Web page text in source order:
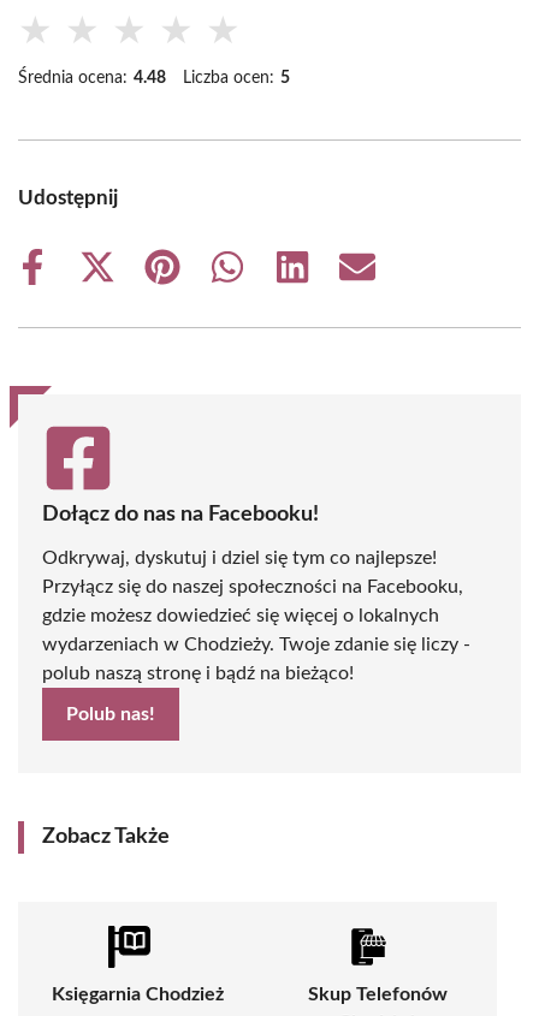
★ ★ ★ ★ ★
Średnia ocena: 4.48 Liczba ocen: 5
Udostępnij
Share
Share
(Twitter)
Share
Share
Share
Share
Dołącz do nas na Facebooku!
Odkrywaj, dyskutuj i dziel się tym co najlepsze!
Przyłącz się do naszej społeczności na Facebooku,
gdzie możesz dowiedzieć się więcej o lokalnych
wydarzeniach w Chodzieży. Twoje zdanie się liczy -
polub naszą stronę i bądź na bieżąco!
Polub nas!
Zobacz Także
Księgarnia Chodzież
Skup Telefonów